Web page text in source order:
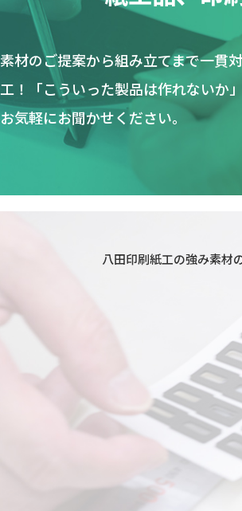
素材のご提案から組み立てまで一貫
工！「こういった製品は作れないか
お気軽にお聞かせください。
八田印刷紙工の強み素材